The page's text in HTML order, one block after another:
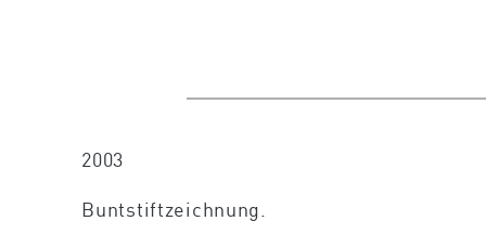
2003
Buntstiftzeichnung.